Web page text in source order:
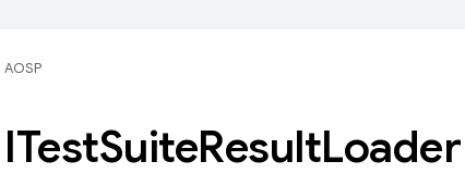
AOSP
ITestSuiteResultLoader